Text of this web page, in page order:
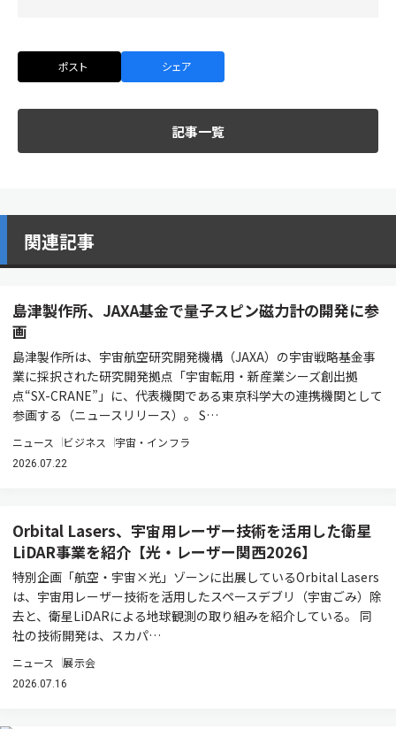
ポスト シェア
記事一覧
関連記事
島津製作所、JAXA基金で量子スピン磁力計の開発に参
画
島津製作所は、宇宙航空研究開発機構（JAXA）の宇宙戦略基金事
業に採択された研究開発拠点「宇宙転用・新産業シーズ創出拠
点“SX-CRANE”」に、代表機関である東京科学大の連携機関として
参画する（ニュースリリース）。 S…
ニュース ビジネス 宇宙・インフラ
2026.07.22
Orbital Lasers、宇宙用レーザー技術を活用した衛星
LiDAR事業を紹介【光・レーザー関西2026】
特別企画「航空・宇宙×光」ゾーンに出展しているOrbital Lasers
は、宇宙用レーザー技術を活用したスペースデブリ（宇宙ごみ）除
去と、衛星LiDARによる地球観測の取り組みを紹介している。 同
社の技術開発は、スカパ…
ニュース 展示会
2026.07.16